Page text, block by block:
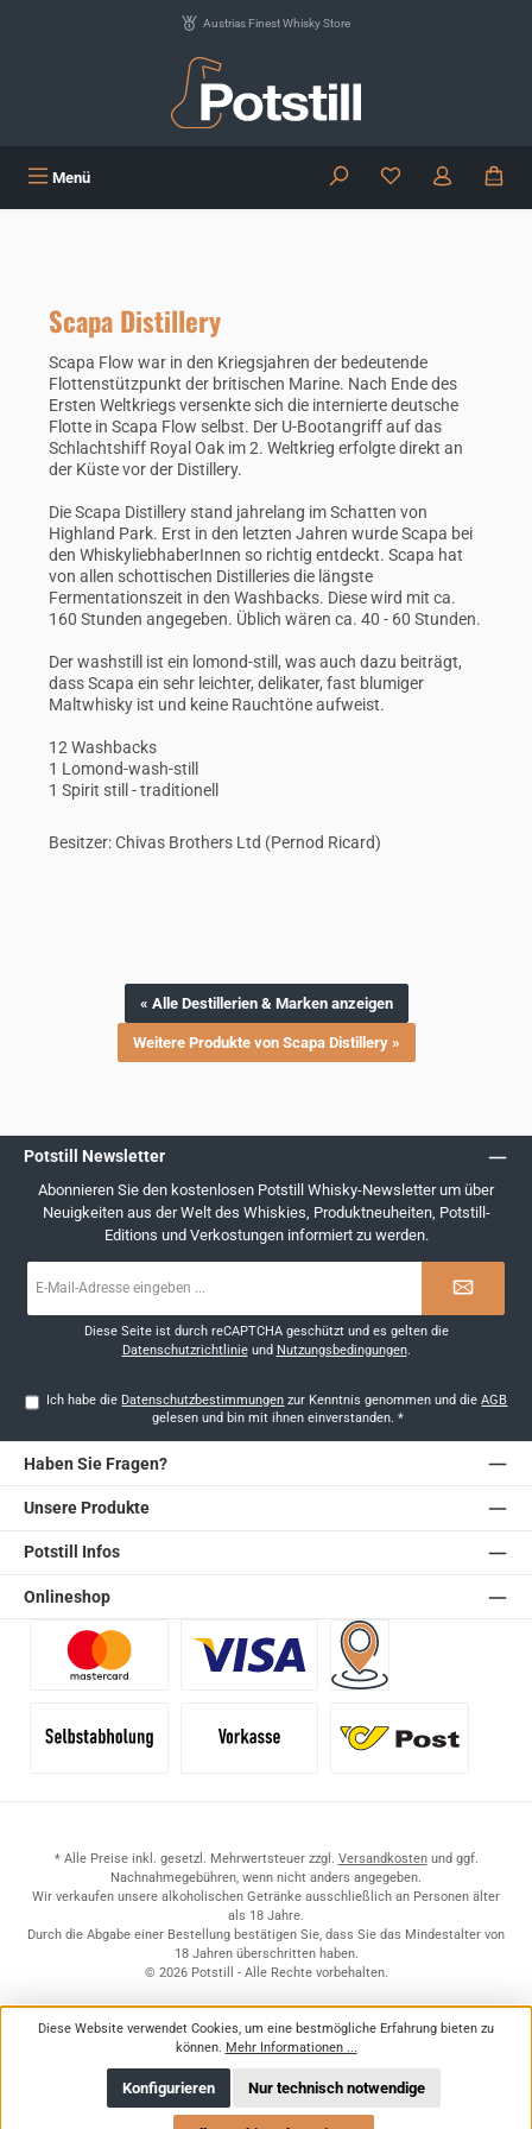
Austrias Finest Whisky Store
Menü Du hast 0
Scapa Distillery
Scapa Flow war in den Kriegsjahren der bedeutende
Flottenstützpunkt der britischen Marine. Nach Ende des
Ersten Weltkriegs versenkte sich die internierte deutsche
Flotte in Scapa Flow selbst. Der U-Bootangriff auf das
Schlachtshiff Royal Oak im 2. Weltkrieg erfolgte direkt an
der Küste vor der Distillery.
Die Scapa Distillery stand jahrelang im Schatten von
Highland Park. Erst in den letzten Jahren wurde Scapa bei
den WhiskyliebhaberInnen so richtig entdeckt. Scapa hat
von allen schottischen Distilleries die längste
Fermentationszeit in den Washbacks. Diese wird mit ca.
160 Stunden angegeben. Üblich wären ca. 40 - 60 Stunden.
Der washstill ist ein lomond-still, was auch dazu beiträgt,
dass Scapa ein sehr leichter, delikater, fast blumiger
Maltwhisky ist und keine Rauchtöne aufweist.
12 Washbacks
1 Lomond-wash-still
1 Spirit still - traditionell
Besitzer: Chivas Brothers Ltd (Pernod Ricard)
« Alle Destillerien & Marken anzeigen
Weitere Produkte von Scapa Distillery »
Potstill Newsletter
Abonnieren Sie den kostenlosen Potstill Whisky-Newsletter um über
Neuigkeiten aus der Welt des Whiskies, Produktneuheiten, Potstill-
Editions und Verkostungen informiert zu werden.
Mail-
Diese Seite ist durch reCAPTCHA geschützt und es gelten die
Datenschutzrichtlinieund Nutzungsbedingungen.
Ich habe die Datenschutzbestimmungen zur Kenntnis genommen und dieAGB
gelesen und bin mit ihnen einverstanden. *
Haben Sie Fragen?
Unsere Produkte
Potstill Infos
Onlineshop
* Alle Preise inkl. gesetzl. Mehrwertsteuer zzgl. Versandkostenund ggf.
Nachnahmegebühren, wenn nicht anders angegeben.
Wir verkaufen unsere alkoholischen Getränke ausschließlich an Personen älter
als 18 Jahre.
Durch die Abgabe einer Bestellung bestätigen Sie, dass Sie das Mindestalter von
18 Jahren überschritten haben.
© 2026 Potstill - Alle Rechte vorbehalten.
Diese Website verwendet Cookies, um eine bestmögliche Erfahrung bieten zu
können. Mehr Informationen ...
Nur technisch notwendige
Konfigurieren